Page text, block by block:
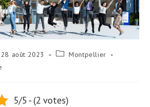
28 août 2023
Montpellier
5/5 - (2 votes)